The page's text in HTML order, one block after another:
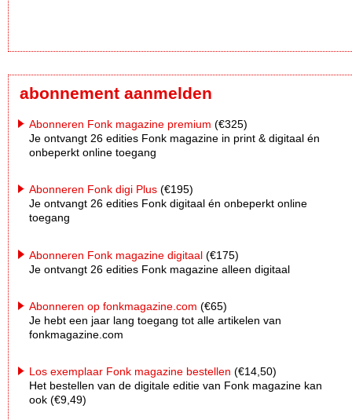
abonnement aanmelden
Abonneren Fonk magazine premium (€325)
Je ontvangt 26 edities Fonk magazine in print & digitaal én
onbeperkt online toegang
Abonneren Fonk digi Plus (€195)
Je ontvangt 26 edities Fonk digitaal én onbeperkt online
toegang
Abonneren Fonk magazine digitaal (€175)
Je ontvangt 26 edities Fonk magazine alleen digitaal
Abonneren op fonkmagazine.com (€65)
Je hebt een jaar lang toegang tot alle artikelen van
fonkmagazine.com
Los exemplaar Fonk magazine bestellen (€14,50)
Het bestellen van de digitale editie van Fonk magazine kan
ook (€9,49)